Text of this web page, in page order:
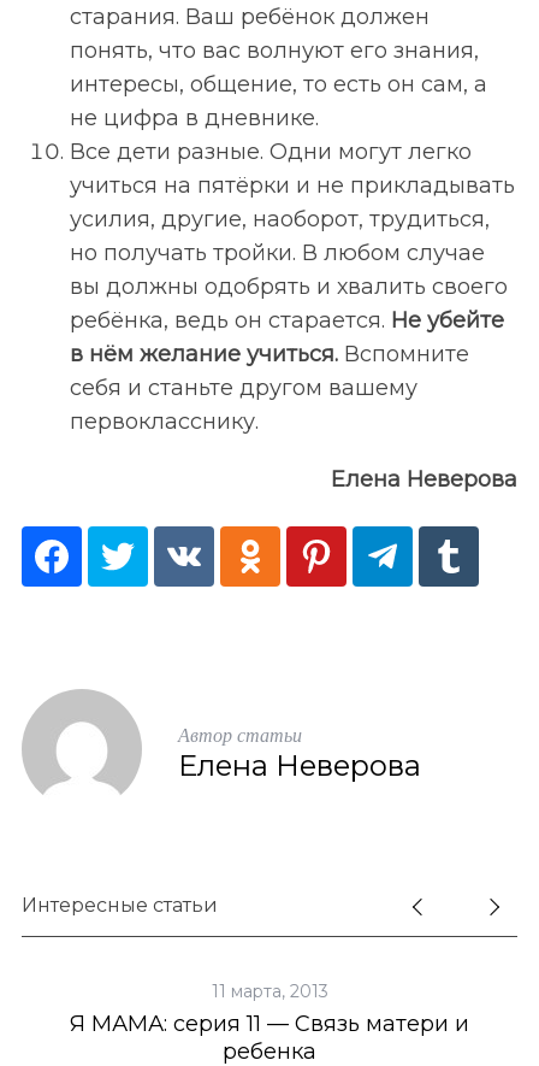
старания. Ваш ребёнок должен
понять, что вас волнуют его знания,
интересы, общение, то есть он сам, а
не цифра в дневнике.
Все дети разные. Одни могут легко
учиться на пятёрки и не прикладывать
усилия, другие, наоборот, трудиться,
но получать тройки. В любом случае
вы должны одобрять и хвалить своего
ребёнка, ведь он старается. Не убейте
в нём желание учиться. Вспомните
себя и станьте другом вашему
первокласснику.
Елена Неверова
Автор статьи
Елена Неверова
Интересные статьи
11 марта, 2013
Я МАМА: серия 11 — Связь матери и
ребенка
a